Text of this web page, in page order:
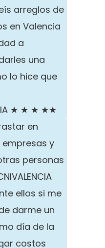
arreglos de
en Valencia
a
darles una
lo hice que
★ ★ ★ ★★
en
y
personas
ellos si me
darme un
día de la
costos